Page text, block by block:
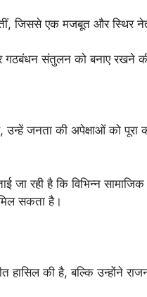
जिससे एक मजबूत और स्थिर
संतुलन को बनाए रखने
उन्हें जनता की अपेक्षाओं को
रही है कि विभिन्न
सकता है।
हासिल की है, बल्कि उन्होंने